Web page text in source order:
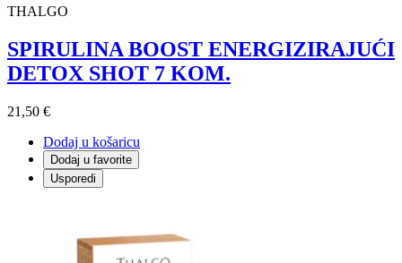
THALGO
SPIRULINA BOOST ENERGIZIRAJUĆI
DETOX SHOT 7 KOM.
21,50 €
Dodaj u košaricu
Dodaj u favorite
Usporedi